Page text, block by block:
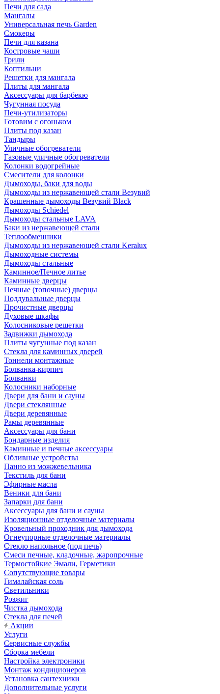
Печи для сада
Мангалы
Универсальная печь Garden
Смокеры
Печи для казана
Костровые чаши
Грили
Коптильни
Решетки для мангала
Плиты для мангала
Аксессуары для барбекю
Чугунная посуда
Печи-утилизаторы
Готовим с огоньком
Плиты под казан
Тандыры
Уличные обогреватели
Газовые уличные обогреватели
Колонки водогрейные
Смесители для колонки
Дымоходы, баки для воды
Дымоходы из нержавеющей стали Везувий
Крашенные дымоходы Везувий Black
Дымоходы Schiedel
Дымоходы стальные LAVA
Баки из нержавеющей стали
Теплообменники
Дымоходы из нержавеющей стали Keralux
Дымоходные системы
Дымоходы стальные
Каминное/Печное литье
Каминные дверцы
Печные (топочные) дверцы
Поддувальные дверцы
Прочистные дверцы
Духовые шкафы
Колосниковые решетки
Задвижки дымохода
Плиты чугунные под казан
Стекла для каминных дверей
Тоннели монтажные
Болванка-кирпич
Болванки
Колосники наборные
Двери для бани и сауны
Двери стеклянные
Двери деревянные
Рамы деревянные
Аксессуары для бани
Бондарные изделия
Каминные и печные аксессуары
Обливные устройства
Панно из можжевельника
Текстиль для бани
Эфирные масла
Веники для бани
Запарки для бани
Аксессуары для бани и сауны
Изоляционные отделочные материалы
Кровельный проходник для дымохода
Огнеупорные отделочные материалы
Стекло напольное (под печь)
Смеси печные, кладочные, жаропрочные
Термостойкие Эмали, Герметики
Сопутствующие товары
Гималайская соль
Светильники
Розжиг
Чистка дымохода
Стекла для печей
Акции
Услуги
Сервисные службы
Сборка мебели
Настройка электроники
Монтаж кондиционеров
Установка сантехники
Дополнительные услуги